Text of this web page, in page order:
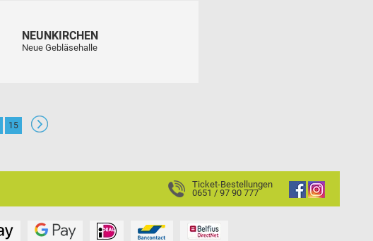
NEUNKIRCHEN
Neue Gebläsehalle
15
Ticket-Bestellungen
0651 / 97 90 777